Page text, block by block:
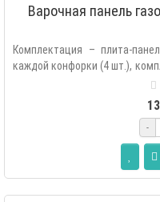
Варочная панель
Комплектация – плита-
каждой конфорки (4 шт.),
-